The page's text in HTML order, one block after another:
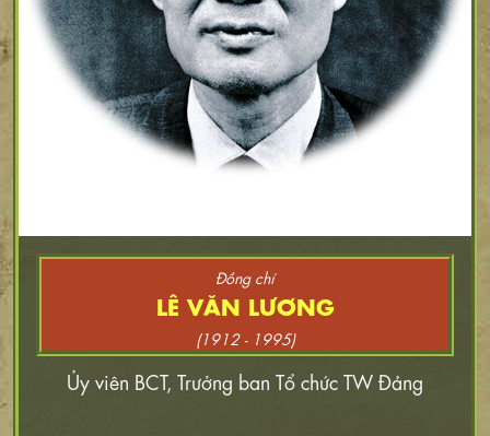
Đồng chí
LÊ VĂN LƯƠNG
(1912 - 1995)
Ủy viên BCT, Trưởng ban Tổ chức TW Đảng